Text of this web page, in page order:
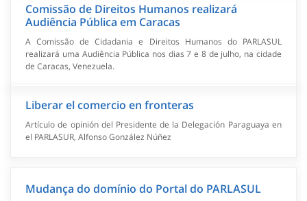
Comissão de Direitos Humanos realizará
Audiência Pública em Caracas
A Comissão de Cidadania e Direitos Humanos do PARLASUL
realizará uma Audiência Pública nos dias 7 e 8 de julho, na cidade
de Caracas, Venezuela.
Liberar el comercio en fronteras
Artículo de opinión del Presidente de la Delegación Paraguaya en
el PARLASUR, Alfonso González Núñez
Mudança do domínio do Portal do PARLASUL